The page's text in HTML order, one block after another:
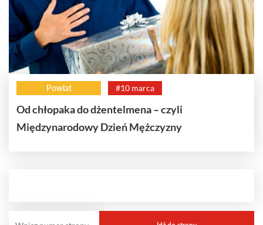
Powiat #10 marca
Od chłopaka do dżentelmena – czyli
Międzynarodowy Dzień Mężczyzny